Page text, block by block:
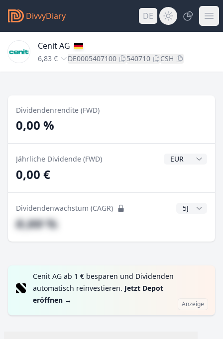
DivvyDiary DE
Cenit AG
6,83 € DE0005407100 540710 CSH
Dividendenrendite (FWD)
0,00 %
Jährliche Dividende (FWD)
0,00 €
Dividendenwachstum (CAGR) CAGR Jahre
#,## %
Cenit AG ab 1 € besparen und Dividenden
automatisch reinvestieren. Jetzt Depot
eröffnen → Anzeige